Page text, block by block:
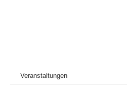
Veranstaltungen